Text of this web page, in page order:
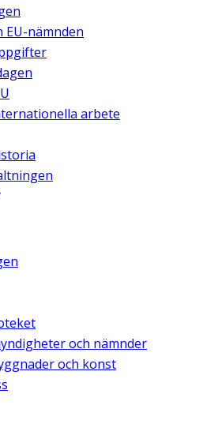
nämnden
arbete
och nämnder
och konst